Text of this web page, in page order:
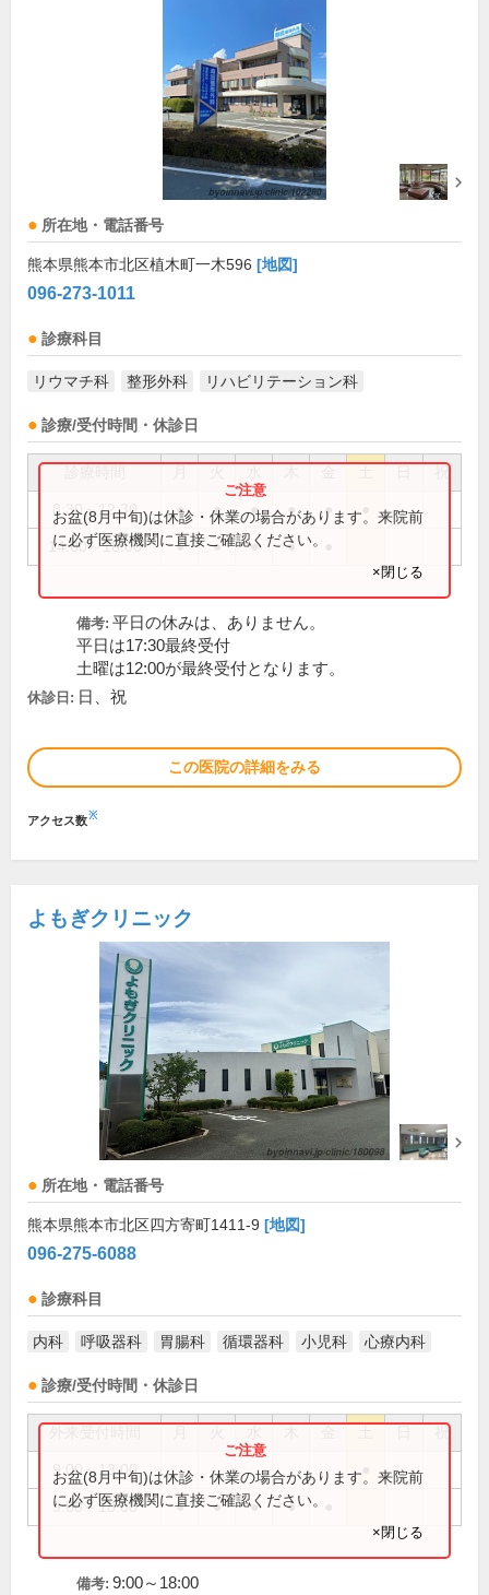
所在地・電話番号
熊本県熊本市北区植木町一木596 [地図]
096-273-1011
診療科目
リウマチ科 整形外科 リハビリテーション科
診療/受付時間・休診日
祝
8:30～12:30 ● ● ● ● ●
14:00～18:00 ● ● ● ●
お盆(8月中旬)は休診・休業の場合があります。来院前
に必ず医療機関に直接ご確認ください。
×閉じる
備考: 平日の休みは、ありません。
平日は17:30最終受付
土曜は12:00が最終受付となります。
休診日: 日、祝
この医院の詳細をみる
アクセス数※
よもぎクリニック
所在地・電話番号
熊本県熊本市北区四方寄町1411-9 [地図]
096-275-6088
診療科目
内科 呼吸器科 胃腸科 循環器科 小児科 心療内科
診療/受付時間・休診日
祝
9:00～13:00
9:00～18:00 ● ● ● ●
お盆(8月中旬)は休診・休業の場合があります。来院前
に必ず医療機関に直接ご確認ください。
×閉じる
備考: 9:00～18:00